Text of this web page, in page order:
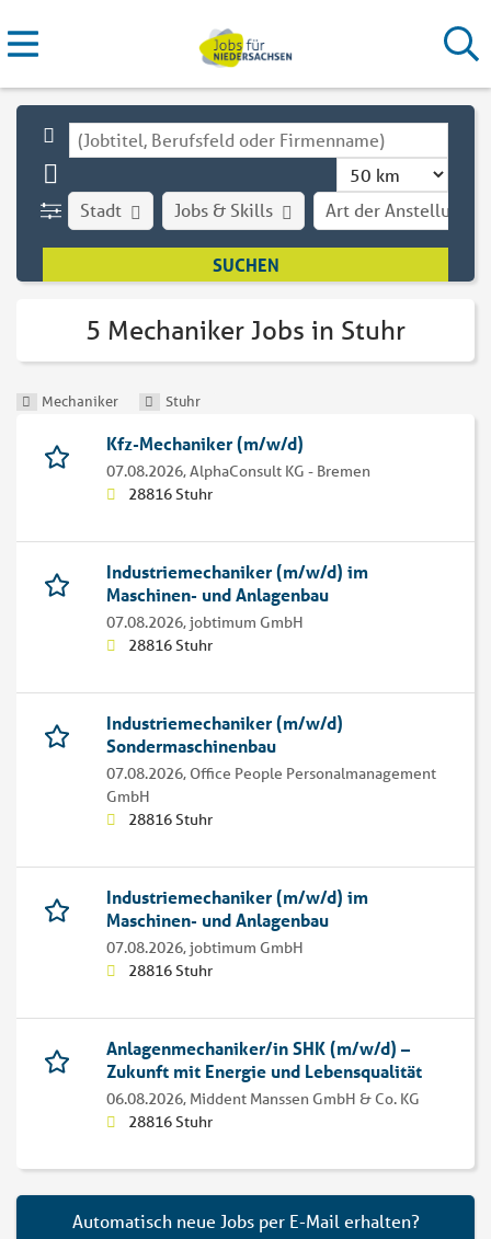
Stadt Art der Anstellung
Jobs & Skills
5 Mechaniker Jobs in Stuhr
Mechaniker Stuhr
Kfz-Mechaniker (m/w/d)
07.08.2026,AlphaConsult KG - Bremen
28816 Stuhr
Industriemechaniker (m/w/d) im
Maschinen- und Anlagenbau
07.08.2026,jobtimum GmbH
28816 Stuhr
Industriemechaniker (m/w/d)
Sondermaschinenbau
07.08.2026, Office People Personalmanagement
GmbH
28816 Stuhr
Industriemechaniker (m/w/d) im
Maschinen- und Anlagenbau
07.08.2026,jobtimum GmbH
28816 Stuhr
Anlagenmechaniker/in SHK (m/w/d) –
Zukunft mit Energie und Lebensqualität
06.08.2026, Middent Manssen GmbH & Co. KG
28816 Stuhr
Automatisch neue Jobs per E-Mail erhalten?